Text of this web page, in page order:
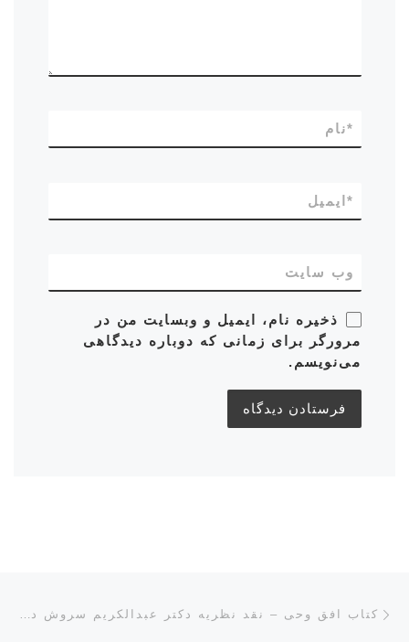
نام*
ایمیل *
وب‌ سایت
ذخیره نام، ایمیل و وبسایت من در
مرورگر برای زمانی که دوباره دیدگاهی
می‌نویسم.
ناوبری پست‌ها کتاب افق وحی – نقد نظريه دکتر عبدالكريم سروش درباره وحى